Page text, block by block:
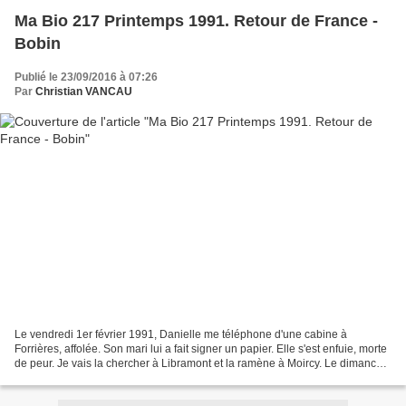
Ma Bio 217 Printemps 1991. Retour de France -
Bobin
Publié le 23/09/2016 à 07:26
Par Christian VANCAU
Le vendredi 1er février 1991, Danielle me téléphone d'une cabine à
Forrières, affolée. Son mari lui a fait signer un papier. Elle s'est enfuie, morte
de peur. Je vais la chercher à Libramont et la ramène à Moircy. Le dimanche,